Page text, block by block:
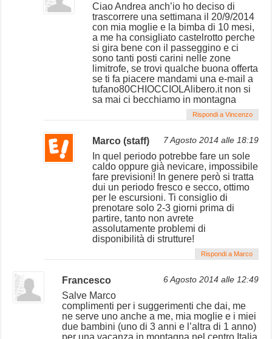
Ciao Andrea anch’io ho deciso di
trascorrere una settimana il 20/9/2014
con mia moglie e la bimba di 10 mesi,
a me ha consigliato castelrotto perche
si gira bene con il passeggino e ci
sono tanti posti carini nelle zone
limitrofe, se trovi qualche buona offerta
se ti fa piacere mandami una e-mail a
tufano80CHIOCCIOLAlibero.it non si
sa mai ci becchiamo in montagna
Rispondi a Vincenzo
Marco (staff) 7 Agosto 2014 alle 18:19
In quel periodo potrebbe fare un sole
caldo oppure già nevicare, impossibile
fare previsioni! In genere però si tratta
dui un periodo fresco e secco, ottimo
per le escursioni. Ti consiglio di
prenotare solo 2-3 giorni prima di
partire, tanto non avrete
assolutamente problemi di
disponibilità di strutture!
Rispondi a Marco
Francesco 6 Agosto 2014 alle 12:49
Salve Marco
complimenti per i suggerimenti che dai, me
ne serve uno anche a me, mia moglie e i miei
due bambini (uno di 3 anni e l’altra di 1 anno)
per una vacanza in montagna nel centro Italia